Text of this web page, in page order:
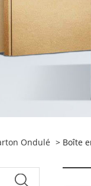
Ondulé > Boîte